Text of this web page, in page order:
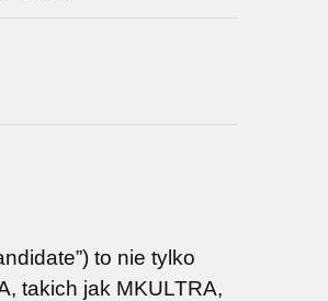
to nie tylko
takich jak MKULTRA,